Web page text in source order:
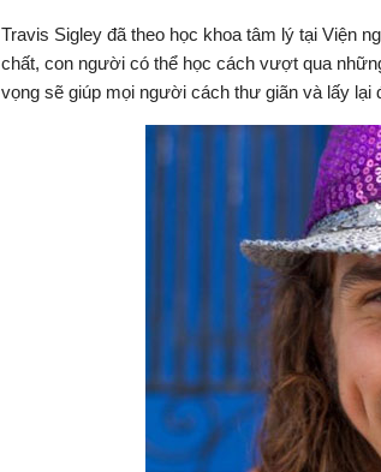
Travis Sigley đã theo học khoa tâm lý tại Viện
chất, con người có thể học cách vượt qua
vọng sẽ giúp mọi người cách thư giãn và lấy lại